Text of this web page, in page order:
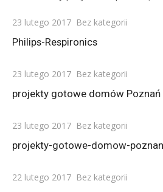
Posted
on
23 lutego 2017 Bez kategorii
Philips-Respironics
Posted
23 lutego 2017 Bez kategorii
projekty gotowe domów Poznań
Posted
23 lutego 2017 Bez kategorii
projekty-gotowe-domow-poznan
Posted
22 lutego 2017 Bez kategorii